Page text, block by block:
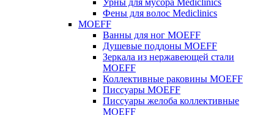
Урны для мусора Mediclinics
Фены для волос Mediclinics
MOEFF
Ванны для ног MOEFF
Душевые поддоны MOEFF
Зеркала из нержавеющей стали
MOEFF
Коллективные раковины MOEFF
Писсуары MOEFF
Писсуары желоба коллективные
MOEFF